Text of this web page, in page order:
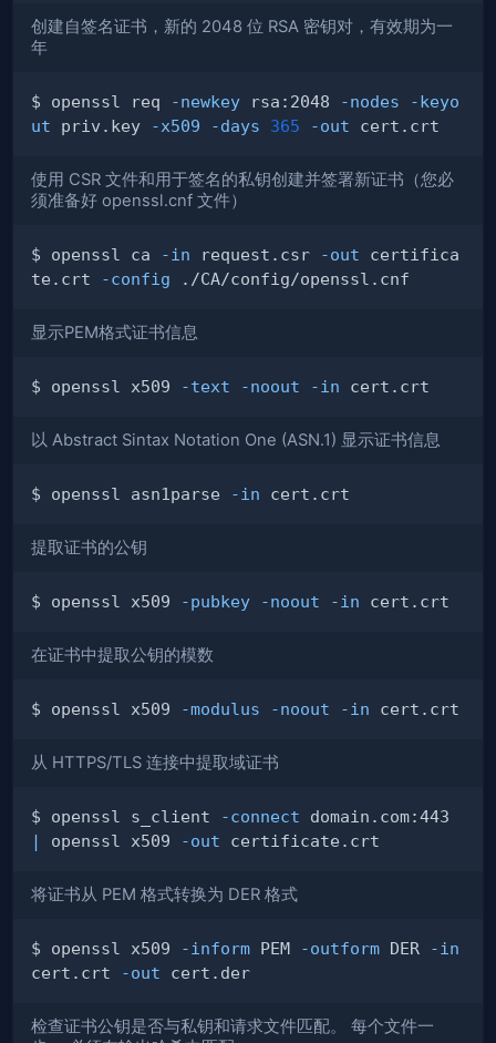
创建自签名证书，新的 2048 位 RSA 密钥对，有效期为一
年
$ openssl req -newkey rsa:2048 -nodes
-keyo
ut priv.key -x509 -days 365 -out
使用 CSR 文件和用于签名的私钥创建并签署新证书（您必
须准备好 openssl.cnf 文件）
$ openssl ca -in request.csr -out certifica
te.crt
-config
显示PEM格式证书信息
$ openssl x509 -text -noout -in
以 Abstract Sintax Notation One (ASN.1) 显示证书信息
$ openssl asn1parse -in
提取证书的公钥
$ openssl x509 -pubkey -noout -in
在证书中提取公钥的模数
$ openssl x509 -modulus -noout -in
从 HTTPS/TLS 连接中提取域证书
$ openssl s_client -connect
|
openssl x509 -out
将证书从 PEM 格式转换为 DER 格式
$ openssl x509 -inform PEM -outform DER
-in
cert.crt
-out
检查证书公钥是否与私钥和请求文件匹配。 每个文件一